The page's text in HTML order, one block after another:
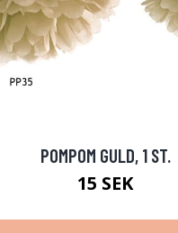
POMPOM GULD, 1 ST.
15 SEK